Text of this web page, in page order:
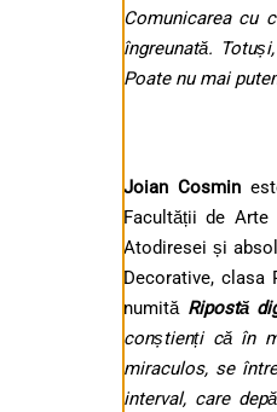
Comunicarea cu
îngreunată.
Poate nu mai
Joian Cosmin
Facultății de Arte
Atodiresei și
Decorative, clasa
numită Ripostă
conștienți că în
miraculos, se
interval, care